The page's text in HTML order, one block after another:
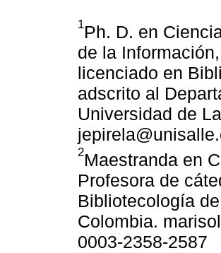
1Ph. D. en
de la
licenciado en
adscrito al
Universidad de
2Maestranda en
Profesora de
Bibliotecología
Colombia.
0003-2358-2587